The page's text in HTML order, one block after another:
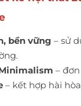
bền vững – sử
–
– kết hợp hài